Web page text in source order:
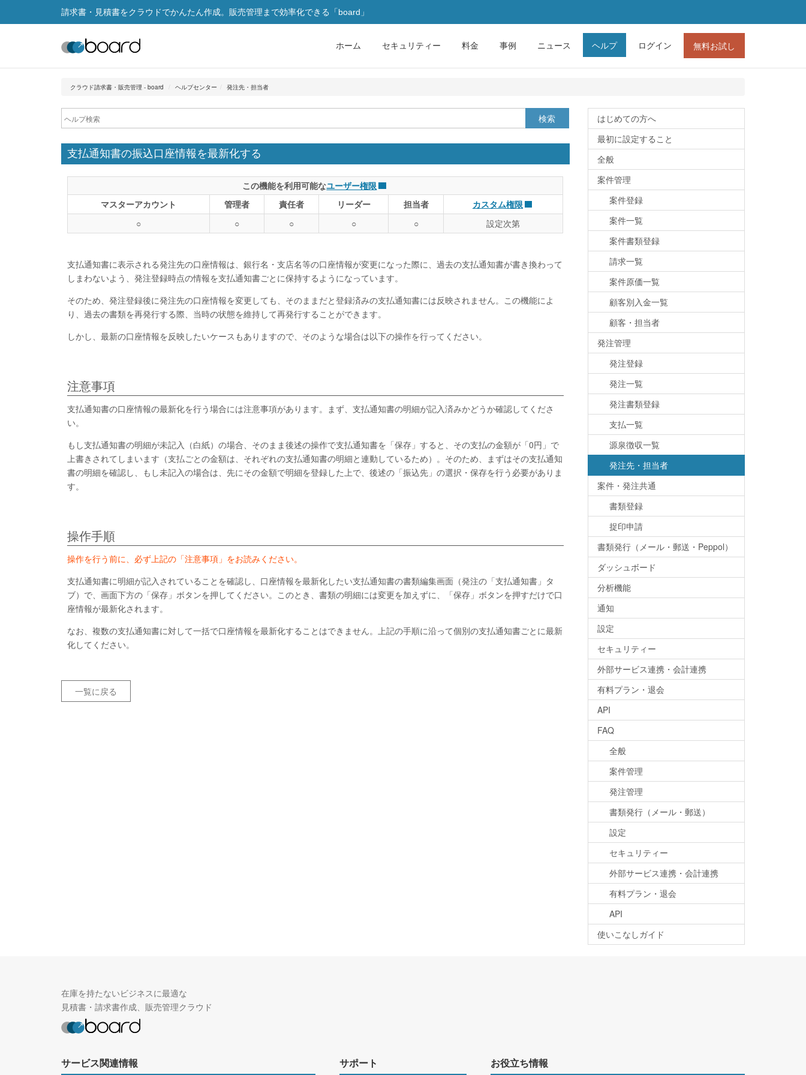
請求書・見積書をクラウドでかんたん作成。販売管理まで効率化できる「board」
ホーム セキュリティー 料金 事例 ニュース ヘルプ ログイン 無料お試し
クラウド請求書・販売管理 - board ヘルプセンター 発注先・担当者
検索
支払通知書の振込口座情報を最新化する
この機能を利用可能なユーザー権限
マスターアカウント
管理者 責任者 リーダー 担当者
カスタム権限
○
○ ○ ○ ○ 設定次第
支払通知書に表示される発注先の口座情報は、銀行名・支店名等の口座情報が変更になった際に、過去の支払通知書が書き換わって
しまわないよう、発注登録時点の情報を支払通知書ごとに保持するようになっています。
そのため、発注登録後に発注先の口座情報を変更しても、そのままだと登録済みの支払通知書には反映されません。この機能によ
り、過去の書類を再発行する際、当時の状態を維持して再発行することができます。
しかし、最新の口座情報を反映したいケースもありますので、そのような場合は以下の操作を行ってください。
注意事項
支払通知書の口座情報の最新化を行う場合には注意事項があります。まず、支払通知書の明細が記入済みかどうか確認してくださ
い。
もし支払通知書の明細が未記入（白紙）の場合、そのまま後述の操作で支払通知書を「保存」すると、その支払の金額が「0円」で
上書きされてしまいます（支払ごとの金額は、それぞれの支払通知書の明細と連動しているため）。そのため、まずはその支払通知
書の明細を確認し、もし未記入の場合は、先にその金額で明細を登録した上で、後述の「振込先」の選択・保存を行う必要がありま
す。
操作手順
操作を行う前に、必ず上記の「注意事項」をお読みください。
支払通知書に明細が記入されていることを確認し、口座情報を最新化したい支払通知書の書類編集画面（発注の「支払通知書」タ
ブ）で、画面下方の「保存」ボタンを押してください。このとき、書類の明細には変更を加えずに、「保存」ボタンを押すだけで口
座情報が最新化されます。
なお、複数の支払通知書に対して一括で口座情報を最新化することはできません。上記の手順に沿って個別の支払通知書ごとに最新
化してください。
一覧に戻る
はじめての方へ
最初に設定すること
全般
案件管理
案件登録
案件一覧
案件書類登録
請求一覧
案件原価一覧
顧客別入金一覧
顧客・担当者
発注管理
発注登録
発注一覧
発注書類登録
支払一覧
源泉徴収一覧
発注先・担当者
案件・発注共通
書類登録
捉印申請
書類発行（メール・郵送・Peppol）
ダッシュボード
分析機能
通知
設定
セキュリティー
外部サービス連携・会計連携
有料プラン・退会
API
FAQ
全般
案件管理
発注管理
書類発行（メール・郵送）
設定
セキュリティー
外部サービス連携・会計連携
有料プラン・退会
API
使いこなしガイド
在庫を持たないビジネスに最適な
見積書・請求書作成、販売管理クラウド
サービス関連情報 サポート お役立ち情報